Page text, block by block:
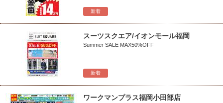
新着
新着
スーツスクエア/イオンモール福岡
Summer SALE MAX50%OFF
ワークマンプラス福岡小田部店